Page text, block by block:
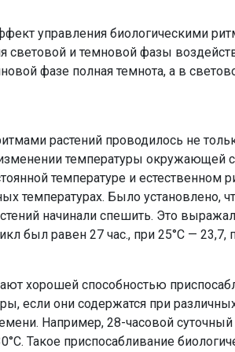
управления биологиче­скими
световой и темновой фазы
фазе полная темнота, а в
растений проводилось не
температуры окружающей
температуре и естественном
температурах. Было установлено,
начинали спешить. Это
был равен 27 час., при 25°С — 23,7,
хорошей способностью
если они содержатся при
Например, 28-часовой
Такое приспосабливание